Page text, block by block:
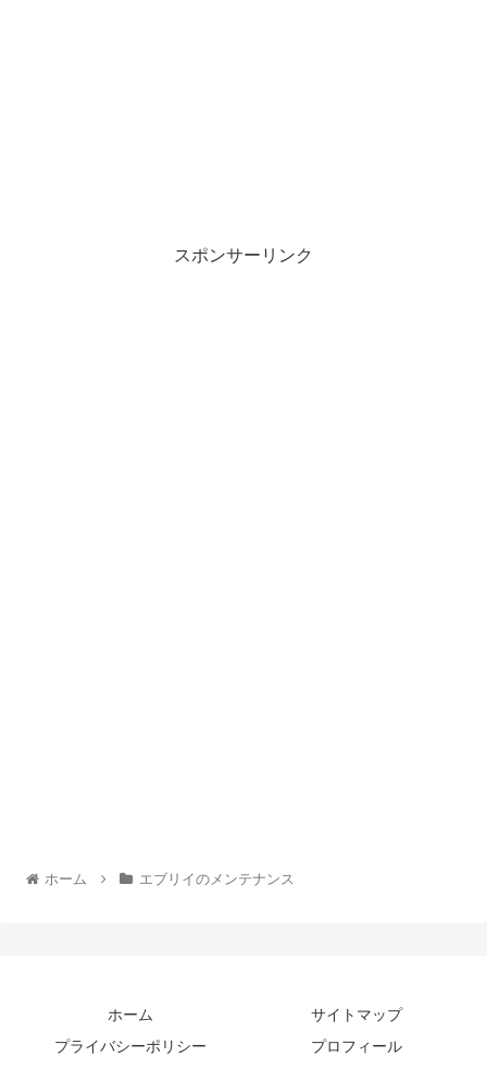
スポンサーリンク
ホーム エブリイのメンテナンス
ホーム
サイトマップ
プライバシーポリシー
プロフィール